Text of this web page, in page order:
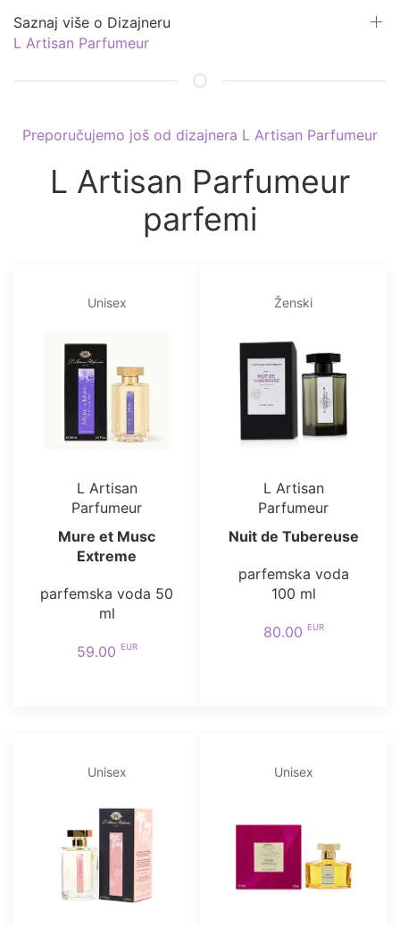
Saznaj više o Dizajneru
L Artisan Parfumeur
Preporučujemo još od dizajnera L Artisan Parfumeur
L Artisan Parfumeur
parfemi
Unisex
L Artisan
Parfumeur
Mure et Musc
Extreme
parfemska voda 50
ml
59.00 EUR
Ženski
L Artisan
Parfumeur
Nuit de Tubereuse
parfemska voda
100 ml
80.00 EUR
Unisex Unisex